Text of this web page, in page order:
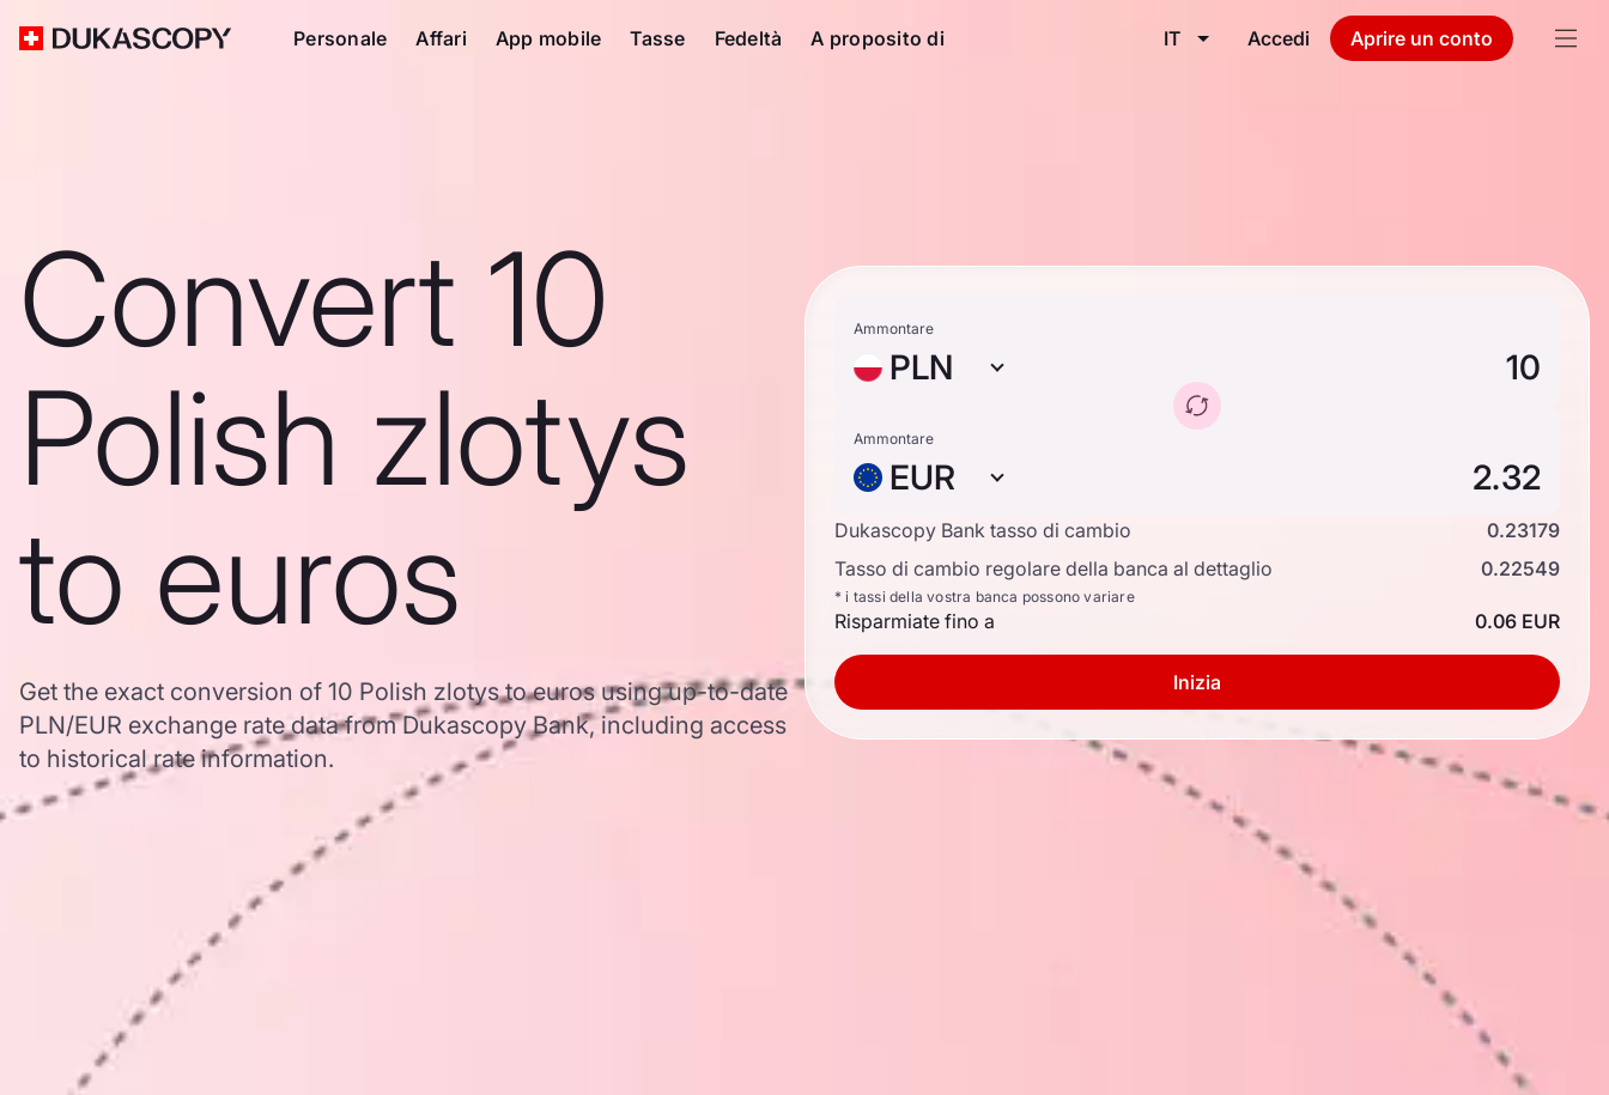
Personale Affari App mobile Tasse Fedeltà A proposito di IT Accedi Aprire un conto
Convert 10
Polish zlotys
to euros
Get the exact conversion of 10 Polish zlotys to euros using up-to-date
PLN/EUR exchange rate data from Dukascopy Bank, including access
to historical rate information.
Ammontare
PLN
Ammontare
EUR
Dukascopy Bank tasso di cambio
0.23179
Tasso di cambio regolare della banca al dettaglio
0.22549
* i tassi della vostra banca possono variare
Risparmiate fino a 0.06 EUR
Inizia